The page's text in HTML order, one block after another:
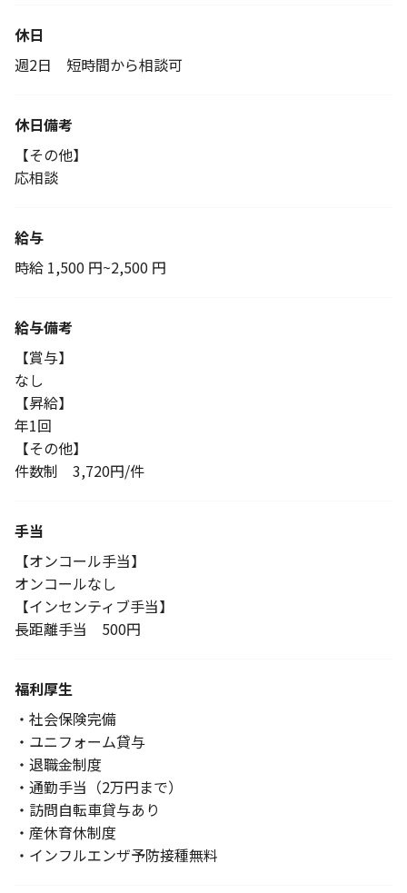
休日
週2日 短時間から相談可
休日備考
【その他】
応相談
給与
時給 1,500 円~2,500 円
給与備考
【賞与】
なし
【昇給】
年1回
【その他】
件数制 3,720円/件
手当
【オンコール手当】
オンコールなし
【インセンティブ手当】
長距離手当 500円
福利厚生
・社会保険完備
・ユニフォーム貸与
・退職金制度
・通勤手当（2万円まで）
・訪問自転車貸与あり
・産休育休制度
・インフルエンザ予防接種無料